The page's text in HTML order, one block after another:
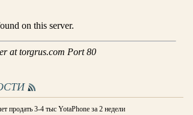
продать 3-4 тыс YotaPhone за 2 недели